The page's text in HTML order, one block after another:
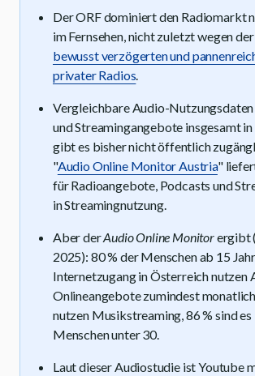
Der ORF dominiert den Radiomarkt
im Fernsehen, nicht zuletzt wegen der
bewusst verzögerten und
privater Radios.
Vergleichbare Audio-
und Streamingangebote insgesamt
gibt es bisher nicht öffentlich
"Audio Online Monitor Austria"
für Radioangebote, Podcasts und
in Streamingnutzung.
Aber derAudio Online Monitorergibt
2025): 80 % der Menschen ab 15
Internetzugang in Österreich nutzen
Onlineangebote zumindest
nutzen Musikstreaming, 86 % sind es
Menschen unter 30.
Laut dieser Audiostudie ist Youtube